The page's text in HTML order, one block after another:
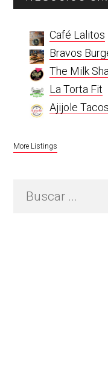
Sidebar
Café Lalitos
Bravos
The Milk
La Torta Fit
Ajijole
More Listings